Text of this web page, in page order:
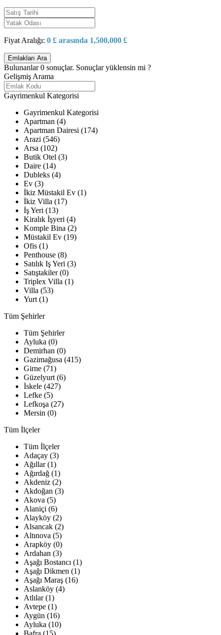
Fiyat Aralığı: 0 £ arasında 1,500,000 £
Bulunanlar0 sonuçlar. Sonuçlar yüklensin mi ?
Gelişmiş Arama
Gayrimenkul Kategorisi
Gayrimenkul Kategorisi
Apartman (4)
Apartman Dairesi (174)
Arazi (546)
Arsa (102)
Butik Otel (3)
Daire (14)
Dubleks (4)
Ev (3)
İkiz Müstakil Ev (1)
İkiz Villa (17)
İş Yeri (13)
Kiralık İşyeri (4)
Komple Bina (2)
Müstakil Ev (19)
Ofis (1)
Penthouse (8)
Satılık Iş Yeri (3)
Satıştakiler (0)
Triplex Villa (1)
Villa (53)
Yurt (1)
Tüm Şehirler
Tüm Şehirler
Ayluka (0)
Demirhan (0)
Gazimağusa (415)
Girne (71)
Güzelyurt (6)
İskele (427)
Lefke (5)
Lefkoşa (27)
Mersin (0)
Tüm İlçeler
Tüm İlçeler
Adaçay (3)
Ağıllar (1)
Ağırdağ (1)
Akdeniz (2)
Akdoğan (3)
Akova (5)
Alaniçi (6)
Alayköy (2)
Alsancak (2)
Altınova (5)
Arapköy (0)
Ardahan (3)
Aşağı Bostancı (1)
Aşağı Dikmen (1)
Aşağı Maraş (16)
Aslanköy (4)
Atlılar (1)
Avtepe (1)
Aygün (16)
Ayluka (10)